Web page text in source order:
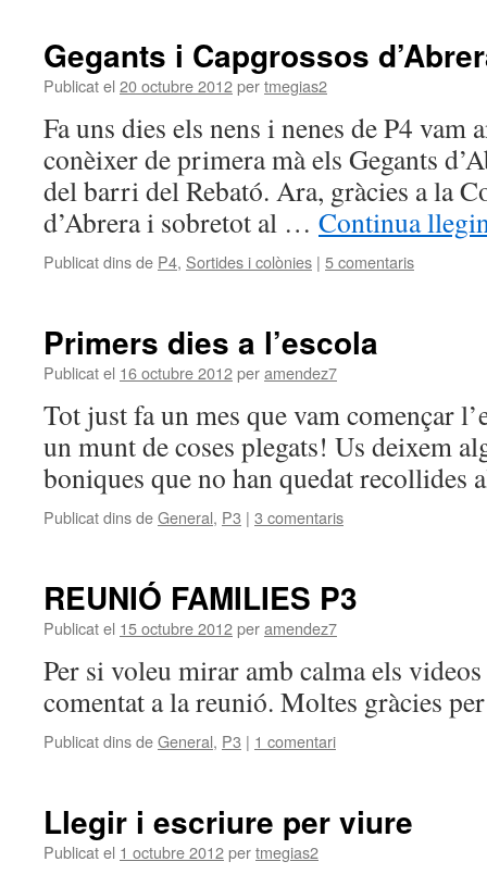
Gegants i Capgrossos
Publicat el 20 octubre 2012pertmegias2
Fa uns dies els nens i nenes de P4 vam
conèixer de primera mà els Gegants
del barri del Rebató. Ara, gràcies a la
d’Abrera i sobretot al … Continua
Publicat dins de P4, Sortides i colònies | 5 comentaris
Primers dies a l’escola
Publicat el 16 octubre 2012peramendez7
Tot just fa un mes que vam començar
un munt de coses plegats! Us deixem
boniques que no han quedat recollides
Publicat dins deGeneral, P3 | 3 comentaris
REUNIÓ FAMILIES P3
Publicat el 15 octubre 2012peramendez7
Per si voleu mirar amb calma els
comentat a la reunió. Moltes gràcies
Publicat dins deGeneral, P3 | 1 comentari
Llegir i escriure per viure
Publicat el 1 octubre 2012pertmegias2